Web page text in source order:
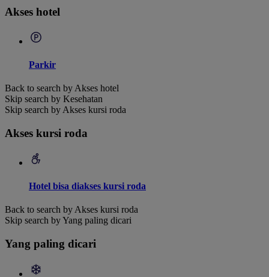
Akses hotel
Parkir
Back to search by Akses hotel
Skip search by Kesehatan
Skip search by Akses kursi roda
Akses kursi roda
Hotel bisa diakses kursi roda
Back to search by Akses kursi roda
Skip search by Yang paling dicari
Yang paling dicari